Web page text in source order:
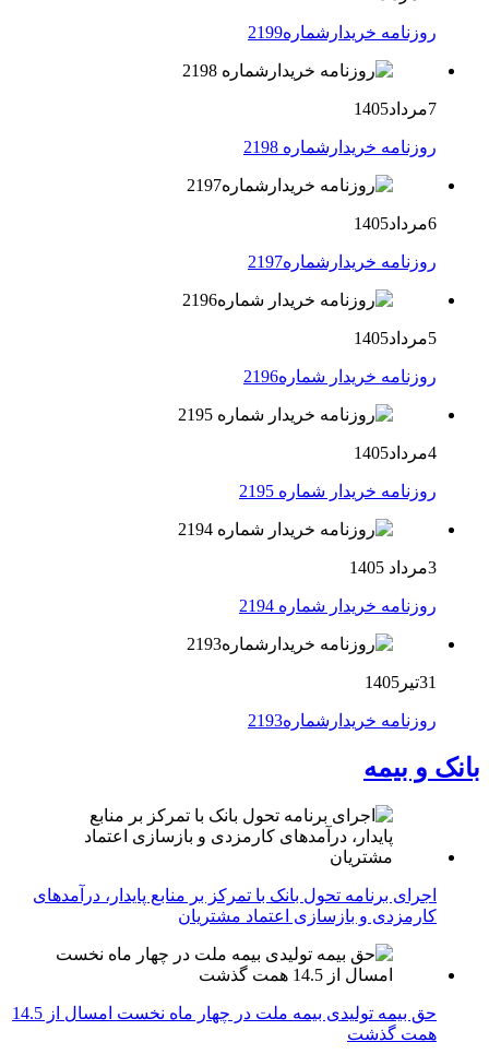
روزنامه خریدارشماره2199
7مرداد1405
روزنامه خریدارشماره 2198
6مرداد1405
روزنامه خریدارشماره2197
5مرداد1405
روزنامه خریدار شماره2196
4مرداد1405
روزنامه خریدار شماره 2195
3مرداد 1405
روزنامه خریدار شماره 2194
31تیر1405
روزنامه خریدارشماره2193
بانک و بیمه
اجرای برنامه تحول بانک با تمرکز بر منابع پایدار، درآمدهای
کارمزدی و بازسازی اعتماد مشتریان
حق بیمه تولیدی بیمه ملت در چهار ماه نخست امسال از 14.5
همت گذشت